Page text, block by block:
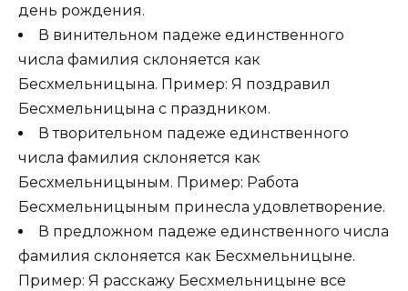
день рождения.
В винительном падеже единственного
числа фамилия склоняется как
Бесхмельницына. Пример: Я поздравил
Бесхмельницына с праздником.
В творительном падеже единственного
числа фамилия склоняется как
Бесхмельницыным. Пример: Работа
Бесхмельницыным принесла удовлетворение.
В предложном падеже единственного числа
фамилия склоняется как Бесхмельницыне.
Пример: Я расскажу Бесхмельницыне все